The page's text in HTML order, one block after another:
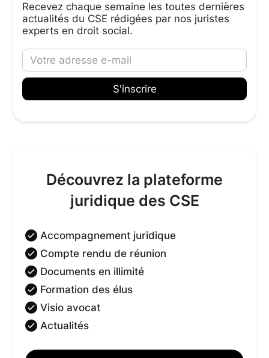
Recevez chaque semaine les toutes dernières
actualités du CSE rédigées par nos juristes
experts en droit social.
Découvrez la plateforme
juridique des CSE
Accompagnement juridique
Compte rendu de réunion
Documents en illimité
Formation des élus
Visio avocat
Actualités